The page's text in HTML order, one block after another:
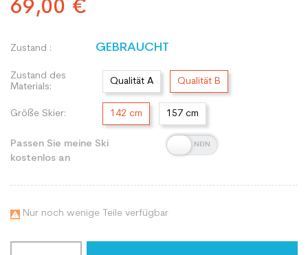
69,00 €
Zustand : GEBRAUCHT
Zustand des
Materials:
Qualität A Qualität B
Größe Skier: 142 cm 157 cm
Passen Sie meine Ski
kostenlos an
 Nur noch wenige Teile verfügbar